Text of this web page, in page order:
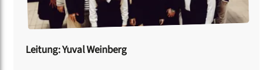
Leitung: Yuval Weinberg